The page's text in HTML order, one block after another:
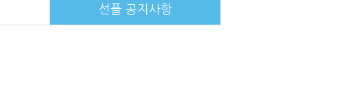
선플 공지사항